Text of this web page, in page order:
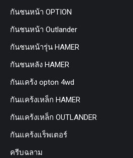
กันชนหน้า OPTION
กันชนหน้า Outlander
กันชนหน้ารุ่น HAMER
กันชนหลัง HAMER
กันแคร้ง opton 4wd
กันแคร้งเหล็ก HAMER
กันแคร้งเหล็ก OUTLANDER
กันแคร้งแร็พเตอร์
ครีบฉลาม